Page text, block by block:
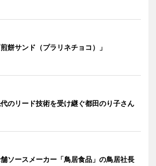
煎餅サンド（プラリネチョコ）」
のリード技術を受け継ぐ都田のり子さん
ソースメーカー「鳥居食品」の鳥居社長